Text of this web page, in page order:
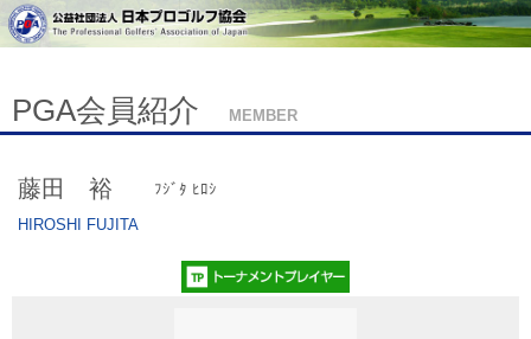
PGA会員紹介 MEMBER
藤田 裕
ﾌｼﾞﾀ ﾋﾛｼ
HIROSHI FUJITA